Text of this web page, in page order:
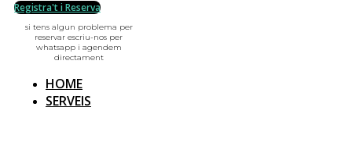
Registra't i Reserva
si tens algun problema per
reservar escriu-nos per
whatsapp i agendem
directament
HOME
SERVEIS